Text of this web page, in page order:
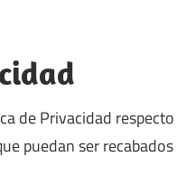
de Privacidad
puedan ser